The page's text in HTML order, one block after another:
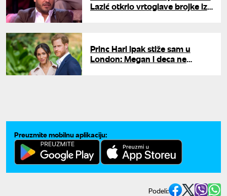
Lazić otkrio vrtoglave brojke iz
Princ Hari ipak stiže sam u
London: Megan i deca ne
Preuzmite mobilnu aplikaciju:
Podeli: